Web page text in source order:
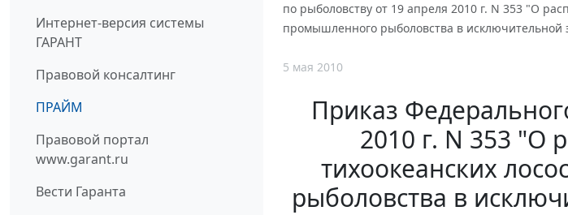
Интернет-версия системы
ГАРАНТ
Правовой консалтинг
ПРАЙМ
Правовой портал
www.garant.ru
Вести Гаранта
по рыболовству от 19 апреля 2010 г. N 353 "О
промышленного рыболовства в исключительной
5 мая 2010
Приказ
2010 г. N 353 "О
тихоокеанских
рыболовства в